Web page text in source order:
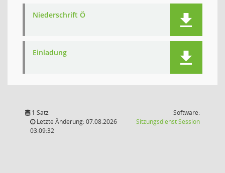
Niederschrift Ö
Einladung
1 Satz
Letzte Änderung: 07.08.2026
03:09:32
Software:
SitzungsdienstSession(Wird in